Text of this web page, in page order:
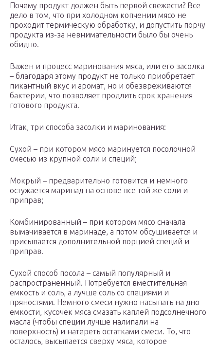
Почему продукт должен быть первой свежести? Все
дело в том, что при холодном копчении мясо не
проходит термическую обработку, и допустить порчу
продукта из-за невнимательности было бы очень
обидно.
Важен и процесс маринования мяса, или его засолка
– благодаря этому продукт не только приобретает
пикантный вкус и аромат, но и обезвреживаются
бактерии, что позволяет продлить срок хранения
готового продукта.
Итак, три способа засолки и маринования:
Сухой – при котором мясо маринуется посолочной
смесью из крупной соли и специй;
Мокрый – предварительно готовится и немного
остужается маринад на основе все той же соли и
приправ;
Комбинированный – при котором мясо сначала
вымачивается в маринаде, а потом обсушивается и
присыпается дополнительной порцией специй и
приправ.
Сухой способ посола – самый популярный и
распространенный. Потребуется вместительная
емкость и соль, а лучше соль со специями и
пряностями. Немного смеси нужно насыпать на дно
емкости, кусочек мяса смазать каплей подсолнечного
масла (чтобы специи лучше налипали на
поверхность) и натереть остатками смеси. То, что
осталось, высыпается сверху мяса, которое